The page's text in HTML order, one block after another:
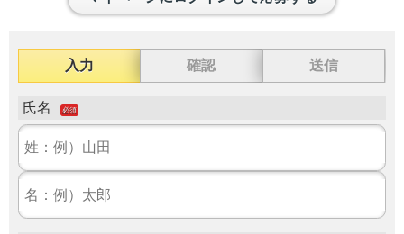
入力 確認 送信
氏名 必須